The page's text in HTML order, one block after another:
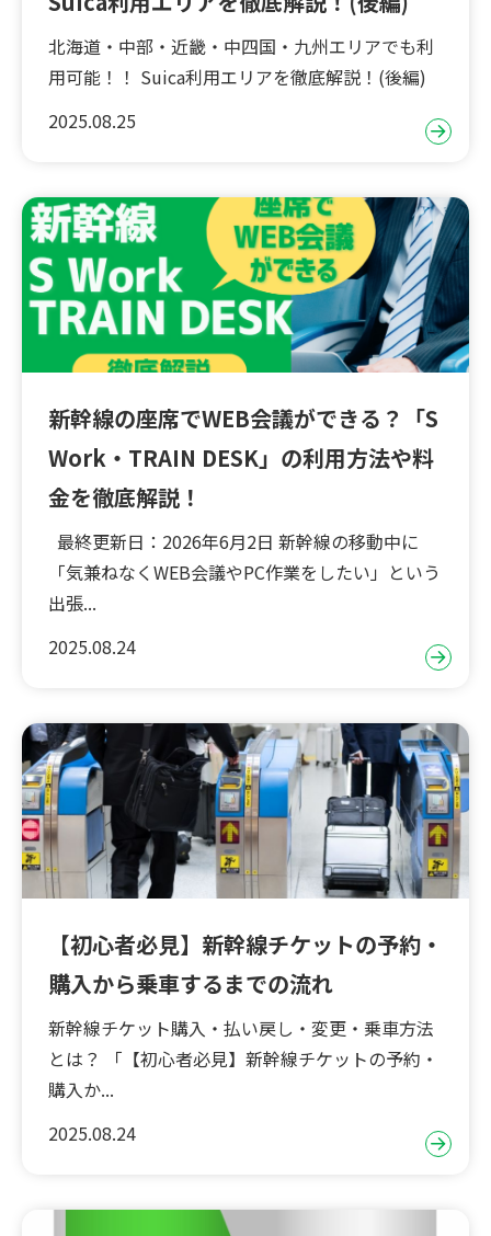
北海道・中部・近畿・中四国・九州エリアでも利
用可能！！ Suica利用エリアを徹底解説！(後編)
2025.08.25
新幹線の座席でWEB会議ができる？「S
Work・TRAIN DESK」の利用方法や料
金を徹底解説！
最終更新日：2026年6月2日 新幹線の移動中に
「気兼ねなくWEB会議やPC作業をしたい」という
出張...
2025.08.24
【初心者必見】新幹線チケットの予約・
購入から乗車するまでの流れ
新幹線チケット購入・払い戻し・変更・乗車方法
とは？ 「【初心者必見】新幹線チケットの予約・
購入か...
2025.08.24